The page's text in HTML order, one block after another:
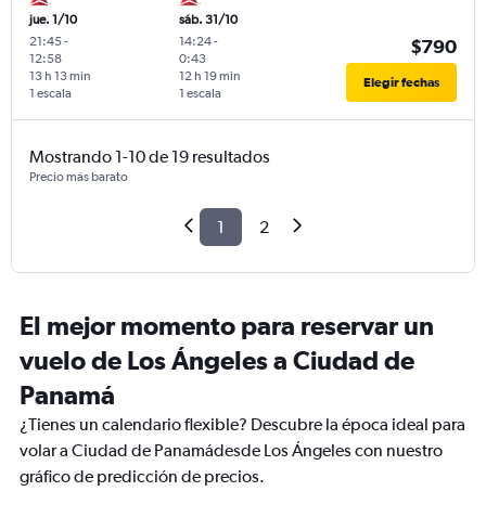
jue. 1/10
21:45-
12:58
1 escala
13 h 13 min
sáb. 31/10
14:24-
0:43
1 escala
12 h 19 min
$790
Elegir fechas
Mostrando 1-10 de 19 resultados
Precio más barato
1 2
El mejor momento para reservar un
vuelo de Los Ángeles a Ciudad de
Panamá
¿Tienes un calendario flexible? Descubre la época ideal para
volar a Ciudad de Panamádesde Los Ángeles con nuestro
gráfico de predicción de precios.